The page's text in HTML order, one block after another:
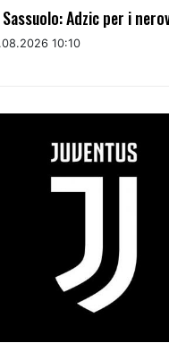
Adzic per i
10:10